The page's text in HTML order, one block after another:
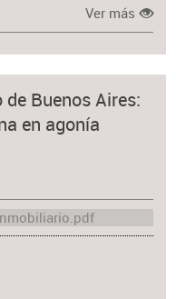
Ver más
Buenos Aires:
en agonía